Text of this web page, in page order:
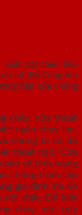
xuất đạt theo tiêu
hộ (Bộ Công An)
tiện cửa chống
cháy, cửa thoát
ngăn cháy lan,
chúng ta có đủ
thoát nạn. Cửa
bảo vệ tính mạng
chống trộm cấp
gia đình mà nó
nội thất. Để biết
cháy, mời quý